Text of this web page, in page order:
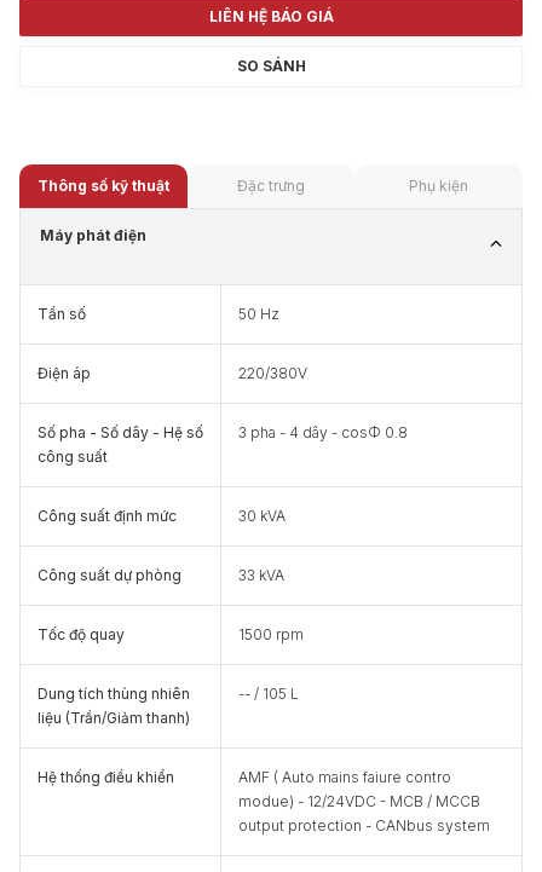
LIÊN HỆ BÁO GIÁ
SO SÁNH
Thông số kỹ thuật Đặc trưng Phụ kiện
Máy phát điện
Tần số 50 Hz
Điện áp 220/380V
Số pha - Số dây - Hệ số
công suất
3 pha - 4 dây - cosФ 0.8
Công suất định mức 30 kVA
Công suất dự phòng 33 kVA
Tốc độ quay 1500 rpm
Dung tích thùng nhiên
liệu (Trần/Giảm thanh)
-- / 105 L
Hệ thống điều khiển
AMF ( Auto mains faiure contro
modue) - 12/24VDC - MCB / MCCB
output protection - CANbus system